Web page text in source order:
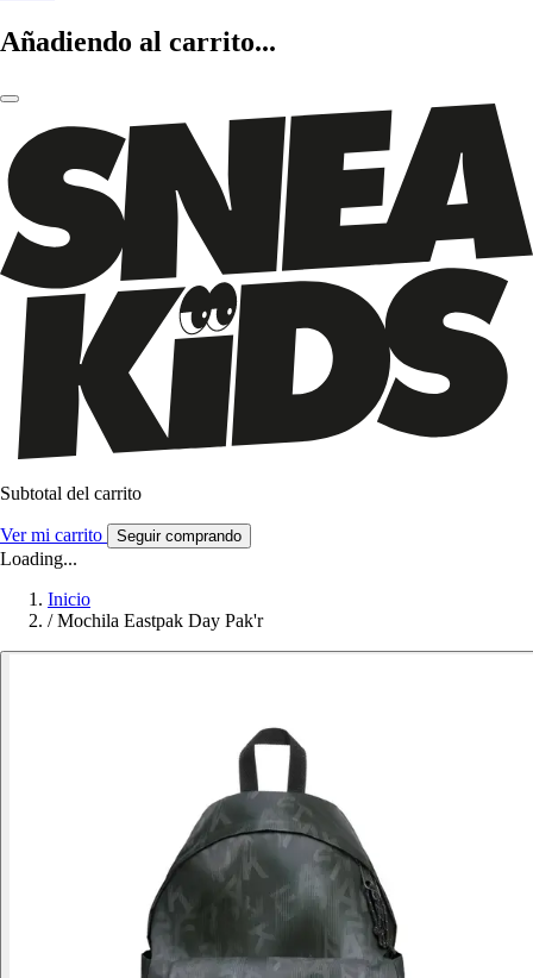
Añadiendo al carrito...
Subtotal del carrito
Ver mi carrito Seguir comprando
Loading...
Inicio
/ Mochila Eastpak Day Pak'r